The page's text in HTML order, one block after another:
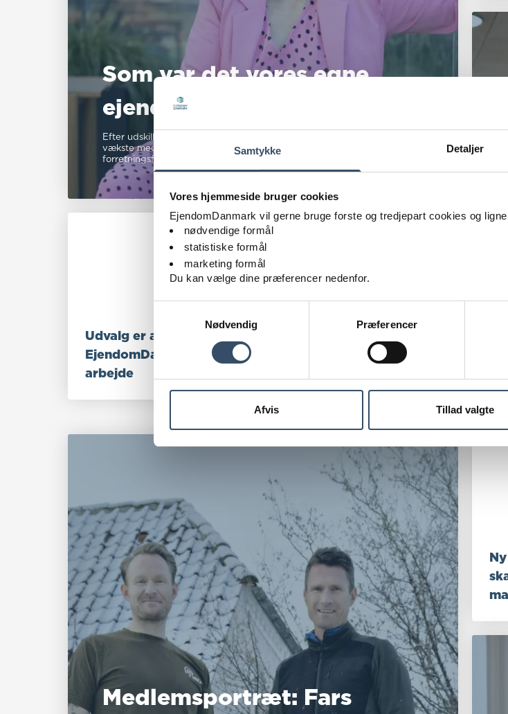
Samtykke Detaljer
Vores hjemmeside bruger cookies
EjendomDanmark vil gerne bruge forste og tredjepart cookies og
nødvendige formål
statistiske formål
marketing formål
Du kan vælge dine præferencer nedenfor.
Nødvendig
Præferencer
Afvis Tillad valgte
Som var det vores egne
ejendomme
Efter udskillelsen fra Koncenton arbejder Go’Bolig målrettet på at
vækste med endnu flere kunder – og fortsat fokus på stærk
forretningsforståelse, lav tomgang og gode beboeroplevelser.
Udvalg er afgørende for
EjendomDanmarks
arbejde
Medlemsportræt: Fars